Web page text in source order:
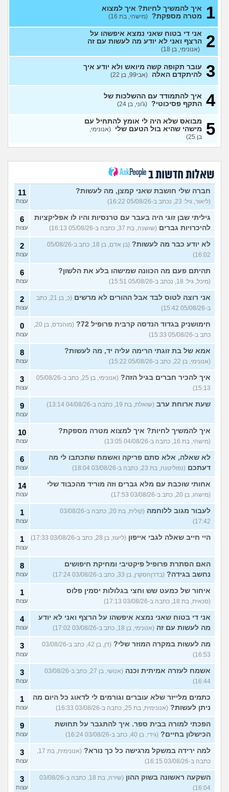
למה אני לא מקבל את זה שאני
כבר לא ילד יותר? (היו זמנים
חושב להתאשפז *שוב* מרצון,
או לשכב באמצע הרחוב
(asdasd, בן 30)
מה לדעתכם אני צריך לעשות?
אני באמת שונא לקום כל יום
לעבוד
(אזרח, בן 20)
נקלעתי לעימות פיזי
(דורון,
נזכר במעשים מביכים מתקופה
רעה (אף_אחד, בן 29)
(אנונימי, בן 25)
הרס עצמי בזוגיות (ט אנונימית,
בת 23)
עצות
עדיין מוצצת אצבע כהרגעה,
מה ניתן לעשות?
(נרקיס, בת
30)
7
עצות
מסדר את ארון הילדות בבית
ההורים ומוצף בזכרונות. איך
להתמודד?
5
עצות
איך מפסיקים לפחד מזה שהזמן
עובר?
(אליזבת, בת 24)
9
עצות
עם מי אנשים מתייעצים כל
5
עצות
ורוצה לחזור לזה! (זלדוס, בן 22) עצות
בודדה מאוד בלי חברים כבר 5
שנים ולא יודעת איפה להכיר
(עדן, בת 23)
5
עצות
עוד שאלות חדשות במדור
1
איך להמשיך לחיות? איך למצוא
מטרה מספקת? (מישהי, בת 16)
2
אני די בטוח שאני נמצא איפשהו על
הרצף ואני לא יודע מה לעשות עם זה
(אנונימי, בן 18)
3 עובר תקופה קשה מיואש ולא יודע איך
להיתקדם האלה (אבי99, בן 22)
4 איך להתמודד עם ההשלכות של
התקף פסיכוטי? (ג'וני, בן 24)
5
מבואס שלא היה לי אומץ להתחיל עם
מישהי שהיא בול הטעם שלי (אנונימי,
בן 25)
שאלות חדשות ב
חברה שלי חושבת שאני קמצן, מה לעשות?
(ליאור, גיל: 23, נכתב ב-05/08/26 16:22)
11
עצות
גיליתי שבן זוגי היה בעבר עם טרנסיות והיו לו אפליקציות
להיכרויות גברים (שושנה, בת 37, כתבה ב-05/08/26 16:13)
6
עצות
לא יודע כבר מה לעשות?
(בן אדם, בן 18, כתב ב-05/08/26
16:02)
2
עצות
תהיתם פעם מה הכוונה שמישהו בלע את הלשון?
(מיכל, גיל: 18, נכתב ב-05/08/26 15:51)
6
עצות
אני רוצה לטוס לבד אבל ההורים לא מרשים
(כ, בן 21, כתב
ב-05/08/26 15:42)
2
עצות
חימושניק בגדוד הנדסה קרבית פרופיל 72?
(מוהנדס, בן 20,
כתב ב-05/08/26 15:33)
0
עצות
אמא של בת זוגתי הרימה עליה יד, מה לעשות?
(אנונימי, בן 22, כתב ב-05/08/26 15:22)
8
עצות
איך להכיר חברים בגיל הזה?
(אנונימי, בן 25, כתב ב-05/08/26
15:13)
3
עצות
שעת ארוחת ערב (שואלת, בת 19, כתבה ב-04/08/26 13:14) 9
עצות
איך להמשיך לחיות? איך למצוא מטרה מספקת?
(מישהי, בת 16, כתבה ב-04/08/26 13:05)
10
עצות
לא שאלה, אלא סתם פריקה ואשמח שתכתבו לי מה
דעתכם (נפוליטנה, בת 23, כתבה ב-03/08/26 18:04)
6
עצות
אחותי שוכבת עם מלא גברים וזה מוריד מהכבוד שלי
(מישהו, בן 20, כתב ב-03/08/26 17:53)
14
עצות
לעבור מגוב ללוחמה
(קולית, בת 20, כתבה ב-03/08/26
17:42)
1
עצות
היי חייב שאלה לגבי אייפון (ליעוז, בן 28, כתב ב-03/08/26 17:33) 1
עצות
האם הסתרת פרופיל פיקטיבי ומחיקת חיפושים
נחשב בגידה? (בדרןהסקרן, בן 33, כתב ב-03/08/26 17:24)
8
עצות
איחור של כמעט שש וחצי בגלולות יסמין פלוס
(סנאית, בת 18, כתבה ב-03/08/26 17:13)
1
עצות
אני די בטוח שאני נמצא איפשהו על הרצף ואני לא יודע
מה לעשות עם זה (אנונימי, בן 18, כתב ב-03/08/26 17:02)
4
עצות
מה לעשות במקרה המוזר שלי?
(דן, בן 42, כתב ב-03/08/26
16:53)
3
עצות
אשמח לעזרה אמיתית וכנה
(אנושי, בן 27, כתב ב-03/08/26
16:44)
3
עצות
כתמים מלייזר שלא עוברים וגורמים לי לדאוג כל היום מה
ניתן לעשות? (אנונימית, בת 25, כתבה ב-03/08/26 16:33)
1
עצות
הפכתי למורה בבית ספר. איך להתגבר על תחושת
הכישלון בחיים? (גידי, בן 40, כתב ב-03/08/26 16:24)
9
עצות
למה ירידה במשקל מרגישה כל כך נורא?
(אנונימית, בת 17,
כתבה ב-03/08/26 16:15)
3
עצות
השקעה ראשונה בשוק ההון
(שירה, בת 18, כתבה ב-03/08/26
16:04)
3
עצות